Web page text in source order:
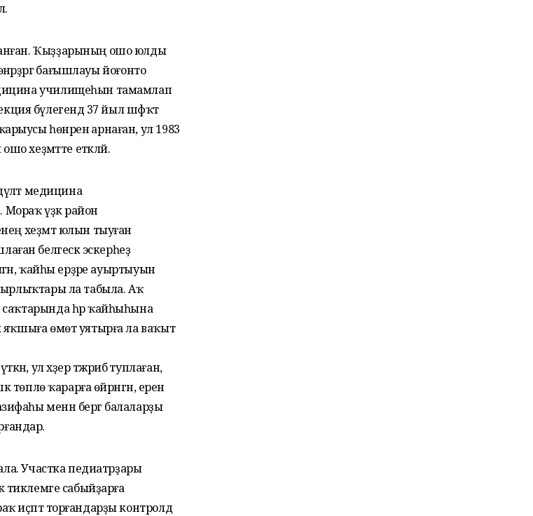
Ҡыҙҙарының ошо юлды
бағышлауы йоғонто
училищеһын тамамлап
бүлегендә 37 йыл шәфҡәт
һөнәренә арнаған, ул 1983
хеҙмәтте етәкләй.
медицина
үҙәк район
хеҙмәт юлын тыуған
белгескә эскерһеҙ
ҡайһы ерҙәре ауыртыуын
ла табыла. Аҡ
саҡтарында һәр ҡайһыһына
яҡшыға өмөт уятырға ла ваҡыт
ул хәҙер тәжрибә туплаған,
төплө ҡарарға өйрәнгән, еренә
менән бергә балаларҙы
Участка педиатрҙары
тиклемге сабыйҙарға
иҫәптә торғандарҙы контролдә